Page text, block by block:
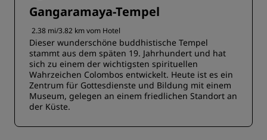
Gangaramaya-Tempel
2.38 mi/3.82 km vom Hotel
Dieser wunderschöne buddhistische Tempel
stammt aus dem späten 19. Jahrhundert und hat
sich zu einem der wichtigsten spirituellen
Wahrzeichen Colombos entwickelt. Heute ist es ein
Zentrum für Gottesdienste und Bildung mit einem
Museum, gelegen an einem friedlichen Standort an
der Küste.